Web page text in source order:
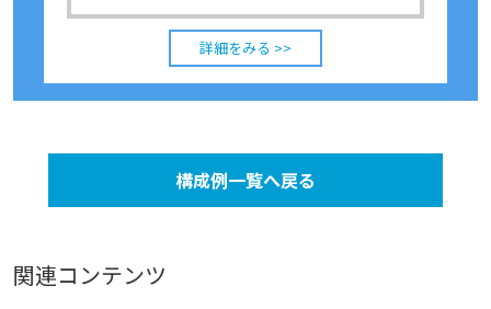
詳細をみる >>
構成例一覧へ戻る
関連コンテンツ